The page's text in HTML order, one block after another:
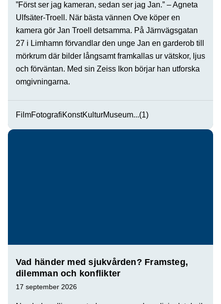
”Först ser jag kameran, sedan ser jag Jan.” – Agneta
Ulfsäter-Troell. När bästa vännen Ove köper en
kamera gör Jan Troell detsamma. På Järnvägsgatan
27 i Limhamn förvandlar den unge Jan en garderob till
mörkrum där bilder långsamt framkallas ur vätskor, ljus
och förväntan. Med sin Zeiss Ikon börjar han utforska
omgivningarna.
FilmFotografiKonstKulturMuseum...(1)
Vad händer med sjukvården? Framsteg,
dilemman och konflikter
17 september 2026